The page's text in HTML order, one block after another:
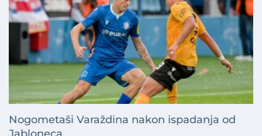
Nogometaši Varaždina nakon ispadanja od